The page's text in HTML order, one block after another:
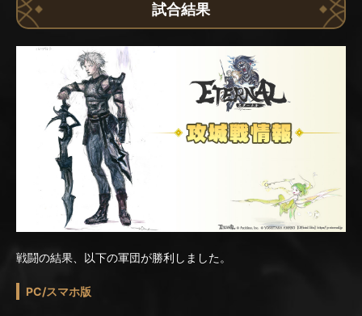
試合結果
戦闘の結果、以下の軍団が勝利しました。
PC/スマホ版